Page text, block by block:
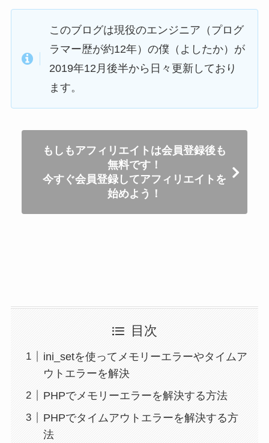
このブログは現役のエンジニア（プログ
ラマー歴が約12年）の僕（よしたか）が
2019年12月後半から日々更新しており
ます。
もしもアフィリエイトは会員登録後も
無料です！
今すぐ会員登録してアフィリエイトを
始めよう！
目次
ini_setを使ってメモリーエラーやタイムア
ウトエラーを解決
PHPでメモリーエラーを解決する方法
PHPでタイムアウトエラーを解決する方
法